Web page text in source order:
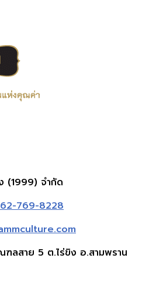
(1999) จำกัด
769-8228
ลสาย 5 ต.ไร่ขิง อ.สามพราน